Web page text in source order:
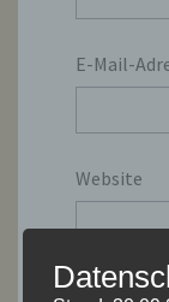
E-Mail-
Website
Name,